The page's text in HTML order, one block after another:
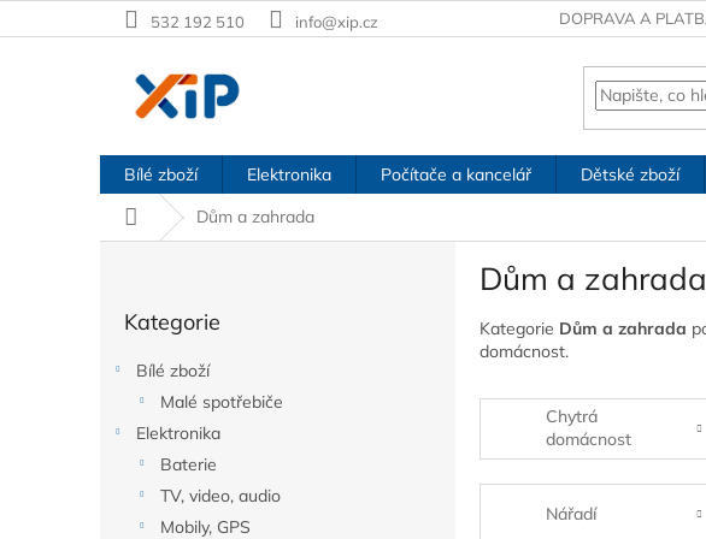
na
532 192 510 info@xip.cz DOPRAVA A
Bílé zboží Elektronika Počítače a kancelář Dětské zboží
Domů
Dům a zahrada
kategorie
Kategorie
Bílé zboží
Malé spotřebiče
Elektronika
Baterie
TV, video, audio
Mobily, GPS
Dům a zahrada
Kategorie Dům a zahrada
domácnost.
Chytrá
domácnost
Nářadí